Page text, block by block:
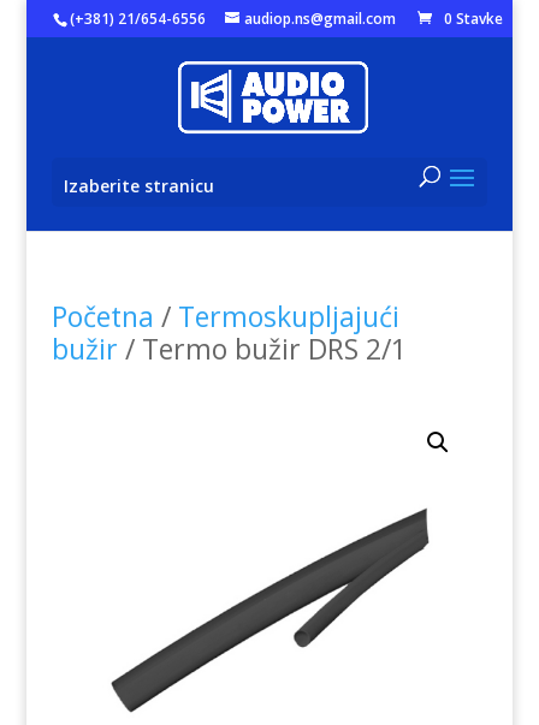
(+381) 21/654-6556 audiop.ns@gmail.com 0 Stavke
Izaberite stranicu
Početna / Termoskupljajući
bužir / Termo bužir DRS 2/1